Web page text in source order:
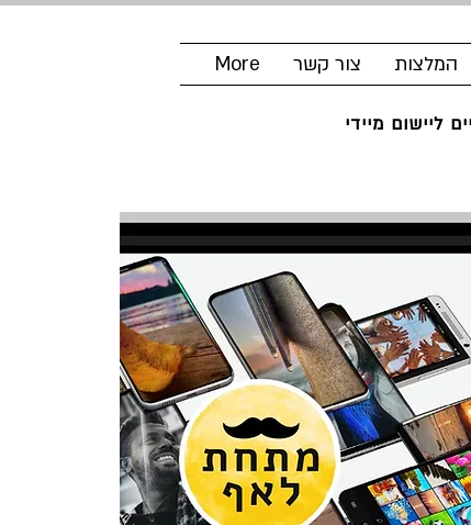
המלצות צור קשר More
ליישום מיידי